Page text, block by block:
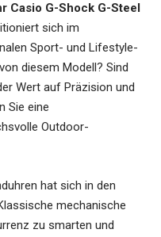
Casio G-Shock G-Steel
sich im
Sport- und Lifestyle-
diesem Modell? Sind
Wert auf Präzision und
Sie eine
Outdoor-
hat sich in den
mechanische
zu smarten und